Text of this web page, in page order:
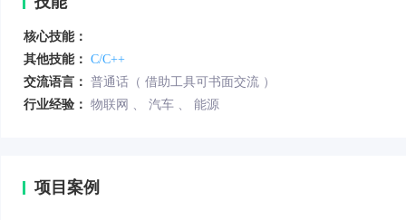
核心技能：
其他技能： C/C++
交流语言： 普通话（ 借助工具可书面交流 ）
行业经验： 物联网 、 汽车 、 能源
项目案例